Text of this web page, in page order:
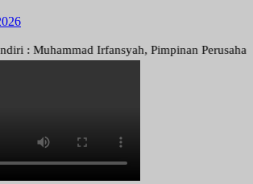
Irfansyah, Pimpinan